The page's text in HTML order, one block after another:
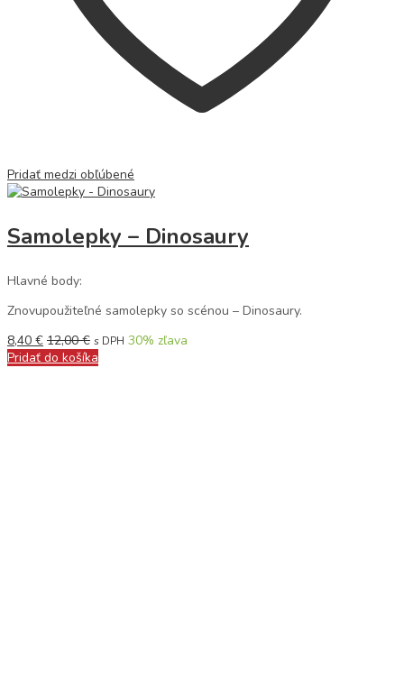
Pridať medzi obľúbené
Samolepky – Dinosaury
Hlavné body:
Znovupoužiteľné samolepky so scénou – Dinosaury.
8,40 € 12,00€ s DPH 30% zľava
Pridať do košíka